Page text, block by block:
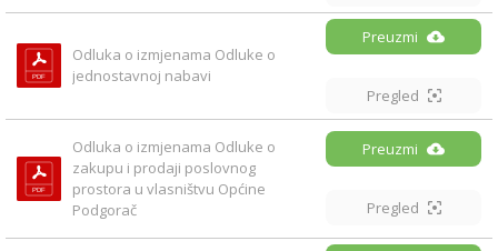
Odluka o izmjenama Odluke o
jednostavnoj nabavi
Preuzmi
Pregled
Odluka o izmjenama Odluke o
zakupu i prodaji poslovnog
prostora u vlasništvu Općine
Podgorač
Preuzmi
Pregled